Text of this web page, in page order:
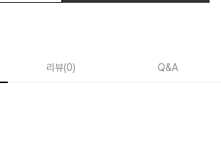
리뷰(0) Q&A